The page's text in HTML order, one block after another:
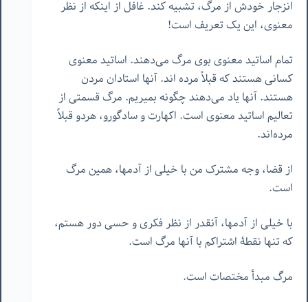
انزجار خودش از مرگ، تشبیه کند. غافل از اینکه از نظر
معنوی، این یک تعریف است!
تمام اساتید معنوی بوی مرگ می‌دهند. اساتید معنوی
کسانی هستند که قبلاً مرده اند. آنها استادان مردن
هستند. آنها یاد می‌دهند چگونه بمیریم. مرگ قسمتی از
تعالیم اساتید معنوی است. اکهارت و سادگورو، هردو قبلاً
مرده‌اند.
از قضا، وجه مشترک من با خیلی از آدمها، همین مرگ
است.
با خیلی از آدمها، آنقدر از نظر فکری و حسی دور هستم،
که تنها نقطۀ اشتراکم با آنها مرگ است.
مرگ مبدأ مختصات است.